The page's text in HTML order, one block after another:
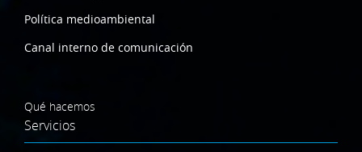
Política medioambiental
Canal interno de comunicación
Qué hacemos
Servicios